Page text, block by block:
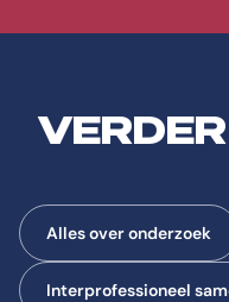
Alles over onderzoek
Interprofessioneel